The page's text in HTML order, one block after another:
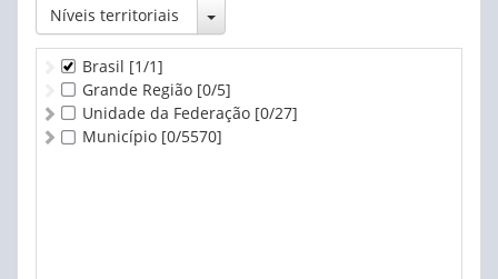
Níveis territoriais Toggle Dropdown
Brasil [1/1]
Grande Região [0/5]
Unidade da Federação [0/27]
Município [0/5570]